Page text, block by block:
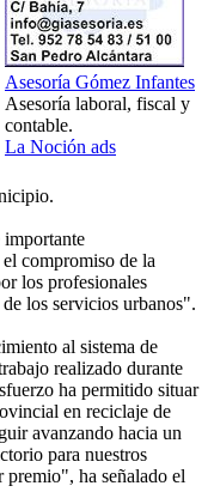
Asesoría Gómez Infantes
Asesoría laboral, fiscal y
contable.
La Noción ads
importante
compromiso de la
los profesionales
los servicios urbanos".
al sistema de
realizado durante
ha permitido situar
en reciclaje de
avanzando hacia un
para nuestros
premio", ha señalado el